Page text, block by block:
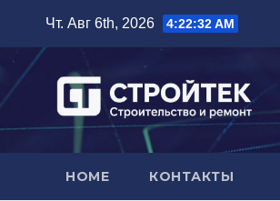
содержимому
Чт. Авг 6th, 2026 4:22:33 AM
HOME КОНТАКТЫ